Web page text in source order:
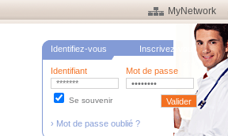
MyNetwork
Identifiez-vous Inscrivez-vous
Identifiant Mot de passe
Se souvenir
› Mot de passe oublié ?